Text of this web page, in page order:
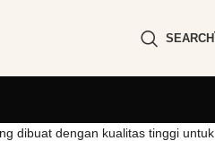
SEARCH
dibuat dengan kualitas tinggi untuk